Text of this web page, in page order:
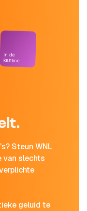
Steun WNL
van slechts
geluid te
In de
kantine